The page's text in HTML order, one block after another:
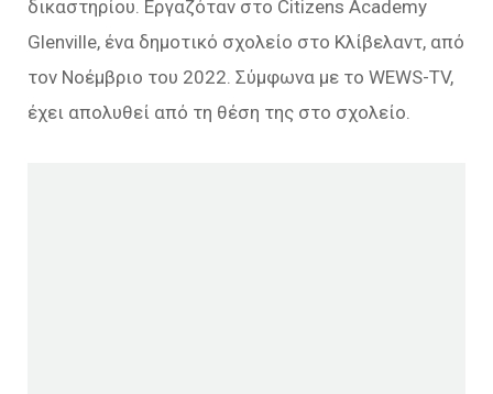
δικαστηρίου. Εργαζόταν στο Citizens Academy
Glenville, ένα δημοτικό σχολείο στο Κλίβελαντ, από
τον Νοέμβριο του 2022. Σύμφωνα με το WEWS-TV,
έχει απολυθεί από τη θέση της στο σχολείο.